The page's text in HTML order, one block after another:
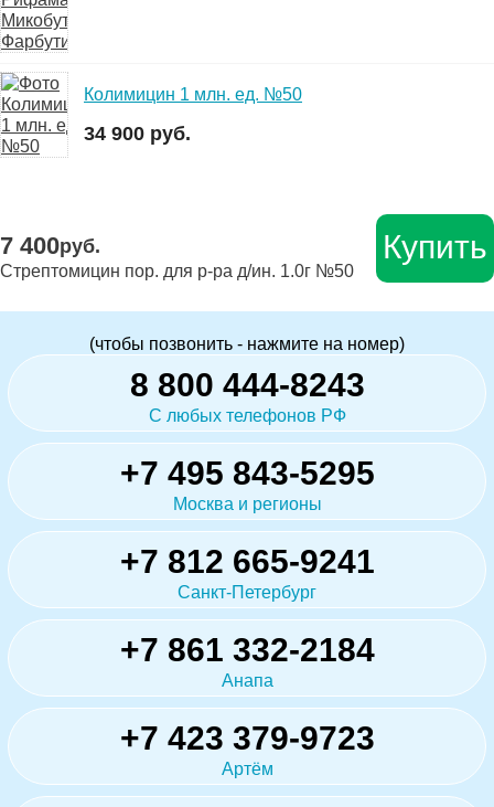
Колимицин 1 млн. ед. №50
34 900 руб.
7 400руб.
Стрептомицин пор. для р-ра д/ин. 1.0г №50
Купить
(чтобы позвонить - нажмите на номер)
8 800 444-8243
С любых телефонов РФ
+7 495 843-5295
Москва и регионы
+7 812 665-9241
Санкт-Петербург
+7 861 332-2184
Анапа
+7 423 379-9723
Артём